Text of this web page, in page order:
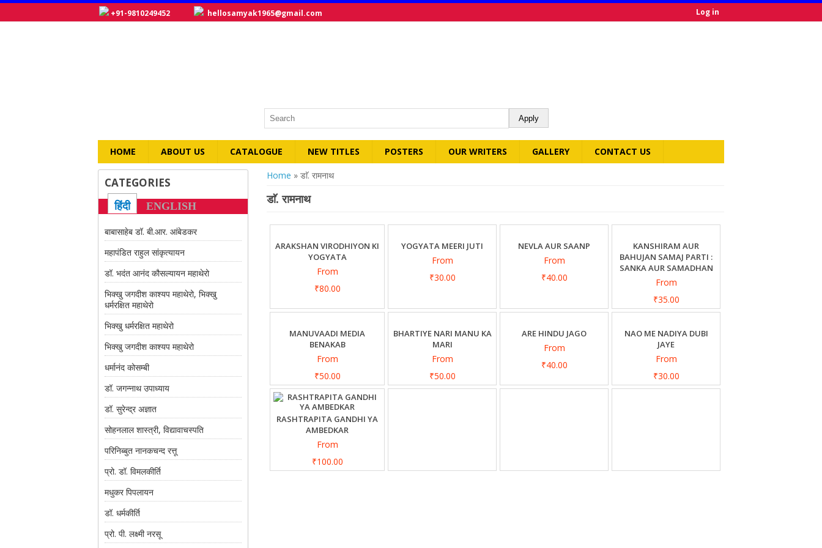
+91-9810249452 hellosamyak1965@gmail.com Log in
HOME ABOUT US CATALOGUE NEW TITLES POSTERS OUR WRITERS GALLERY CONTACT US
You are here
Home » डाॅ. रामनाथ
डाॅ. रामनाथ
ARAKSHAN VIRODHIYON KI
YOGYATA
From
₹80.00
YOGYATA MEERI JUTI
From
₹30.00
NEVLA AUR SAANP
From
₹40.00
KANSHIRAM AUR
BAHUJAN SAMAJ PARTI :
SANKA AUR SAMADHAN
From
₹35.00
MANUVAADI MEDIA
BENAKAB
From
₹50.00
BHARTIYE NARI MANU KA
MARI
From
₹50.00
ARE HINDU JAGO
From
₹40.00
NAO ME NADIYA DUBI
JAYE
From
₹30.00
RASHTRAPITA GANDHI YA
AMBEDKAR
From
₹100.00
CATEGORIES
हिंदी ENGLISH
बाबासाहेब डॉ. बी.आर. आंबेडकर
महापंडित राहुल सांकृत्यायन
डॉ. भदंत आनंद कौसल्यायन महाथेरो
भिक्खु जगदीश काश्यप महाथेरो, भिक्खु
धर्मरक्षित महाथेरो
भिक्खु धर्मरक्षित महाथेरो
भिक्खु जगदीश काश्यप महाथेरो
धर्मानंद कोसम्बी
डॉ. जगन्नाथ उपाध्याय
डॉ. सुरेन्द्र अज्ञात
सोहनलाल शास्त्री, विद्यावाचस्पति
परिनिब्बुत नानकचन्द रत्तू
प्रो. डॉ. विमलकीर्ति
मधुकर पिपलायन
डॉ. धर्मकीर्ति
प्रो. पी. लक्ष्मी नरसू